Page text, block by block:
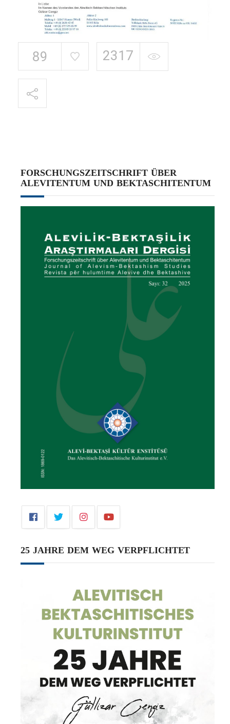
89 2317
FORSCHUNGSZEITSCHRIFT ÜBER
ALEVITENTUM UND BEKTASCHITENTUM
25 JAHRE DEM WEG VERPFLICHTET